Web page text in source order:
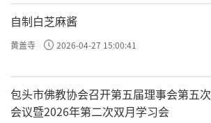
自制白芝麻酱
黄盖寺 2026-04-27 15:00:41
包头市佛教协会召开第五届理事会第五次
会议暨2026年第二次双月学习会